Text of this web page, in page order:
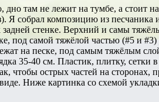
там не лежит на тумбе, а стоит
Я собрал композицию из
стенке. Верхний и самы
под самой тяжёлой частью (#5 и
на песке, под самым тяжёлым
35-40 см. Пластик, плитку, сетки в
чтобы острых частей на сторонах,
Ниже картинка со схемой